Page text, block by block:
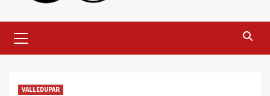
principal
VALLEDUPAR